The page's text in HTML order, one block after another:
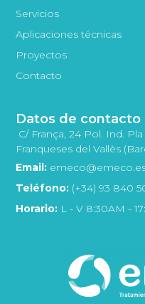
Servicios
Aplicaciones técnicas
Proyectos
Contacto
Datos de contacto
C/ França, 24 Pol. Ind.
Franqueses del Vallès
Email:
Teléfono: (+34) 93 840
Horario: L - V 8:30AM -